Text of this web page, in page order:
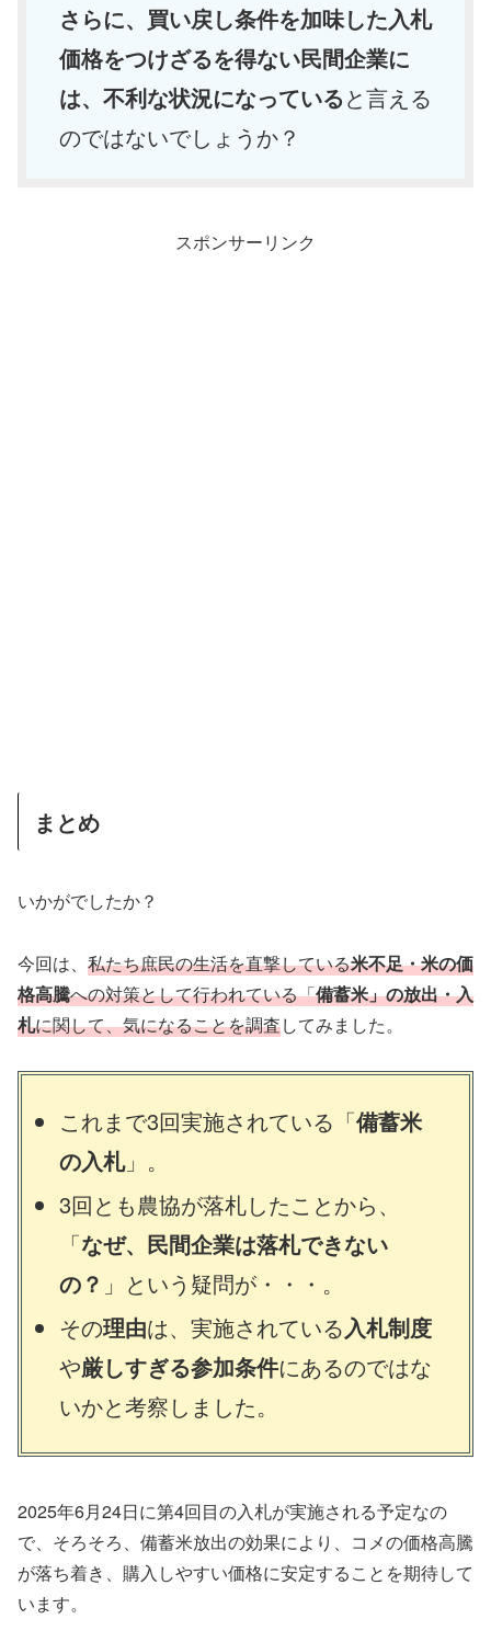
さらに、買い戻し条件を加味した入札
価格をつけざるを得ない民間企業に
は、不利な状況になっていると言える
のではないでしょうか？
スポンサーリンク
まとめ
いかがでしたか？
今回は、 私たち庶民の生活を直撃している米不足・米の価
格高騰への対策として行われている「備蓄米」の放出・入
札に関して、気になることを調査してみました。
これまで3回実施されている「備蓄米
の入札」。
3回とも農協が落札したことから、
「なぜ、民間企業は落札できない
の？ 」という疑問が・・・。
その理由は、実施されている入札制度
や厳しすぎる参加条件にあるのではな
いかと考察しました。
2025年6月24日に第4回目の入札が実施される予定なの
で、そろそろ、備蓄米放出の効果により、コメの価格高騰
が落ち着き、購入しやすい価格に安定することを期待して
います。